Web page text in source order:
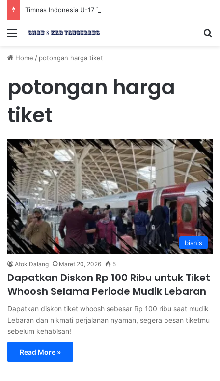
Menu
Home / potongan harga tiket
potongan harga
tiket
bisnis
Atok Dalang Maret 20, 2026 5
Dapatkan Diskon Rp 100 Ribu untuk Tiket
Whoosh Selama Periode Mudik Lebaran
Dapatkan diskon tiket whoosh sebesar Rp 100 ribu saat mudik
Lebaran dan nikmati perjalanan nyaman, segera pesan tiketmu
sebelum kehabisan!
Read More »